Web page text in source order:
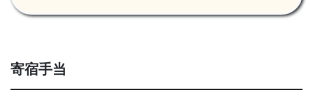
寄宿手当